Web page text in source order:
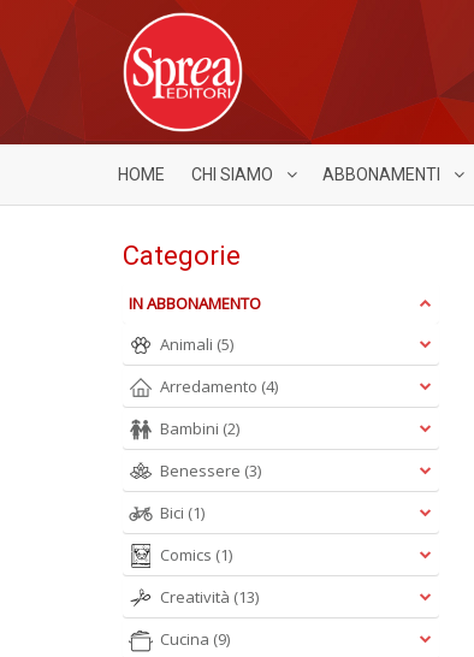
HOME CHI SIAMO ABBONAMENTI
Categorie
IN ABBONAMENTO
Animali (5)
Arredamento (4)
Bambini (2)
Benessere (3)
Bici (1)
Comics (1)
Creatività (13)
Cucina (9)